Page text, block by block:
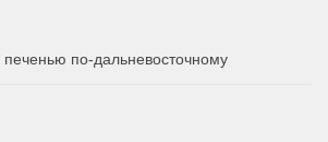
по-дальневосточному